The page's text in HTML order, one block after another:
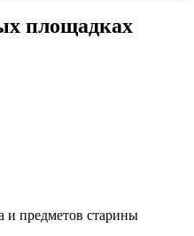
площадках
и предметов старины